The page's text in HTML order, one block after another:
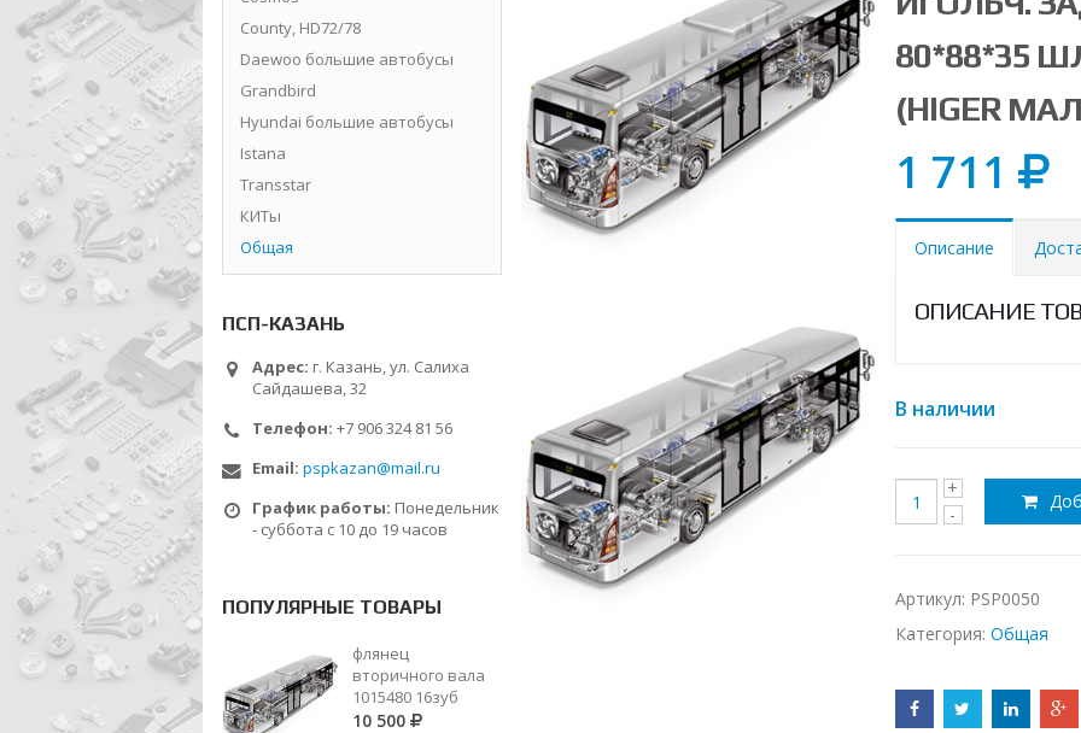
80*88*35
(HIGER
1 711
Описание
ОПИСАНИЕ
В наличии
Артикул: PSP0050
Категория: Общая
County, HD72/78
Daewoo большие автобусы
Grandbird
Hyundai большие автобусы
Istana
Transstar
КИТы
Общая
ПСП-КАЗАНЬ
Адрес: г. Казань, ул. Салиха
Сайдашева, 32
Телефон: +7 906 324 81 56
Email: pspkazan@mail.ru
График работы: Понедельник
- суббота с 10 до 19 часов
ПОПУЛЯРНЫЕ ТОВАРЫ
флянец
вторичного вала
1015480 16зуб
10 500